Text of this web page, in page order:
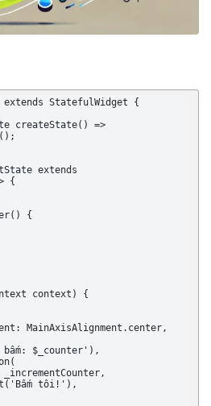
extends StatefulWidget {
extends
{